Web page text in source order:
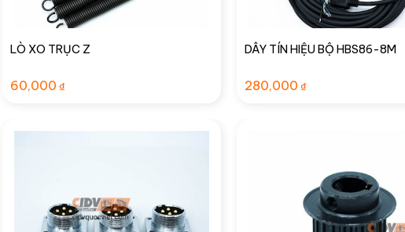
LÒ XO TRỤC Z
60,000 ₫
DÂY TÍN HIỆU BỘ HBS86-8M
280,000 ₫